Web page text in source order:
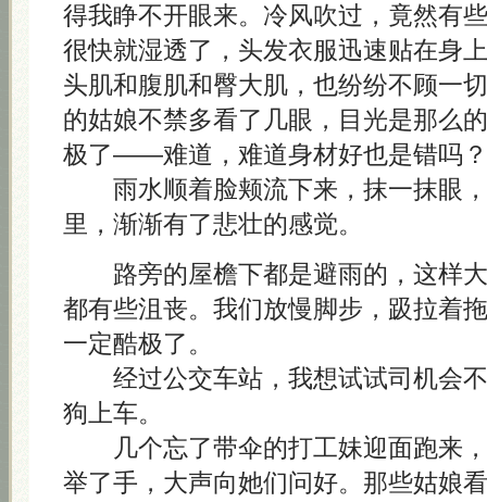
得我睁不开眼来。冷风吹过，竟然有
很快就湿透了，头发衣服迅速贴在身
头肌和腹肌和臀大肌，也纷纷不顾一
的姑娘不禁多看了几眼，目光是那么
极了——难道，难道身材好也是错吗
雨水顺着脸颊流下来，抹一抹眼，
里，渐渐有了悲壮的感觉。
路旁的屋檐下都是避雨的，这样大
都有些沮丧。我们放慢脚步，趿拉着
一定酷极了。
经过公交车站，我想试试司机会不
狗上车。
几个忘了带伞的打工妹迎面跑来，
举了手，大声向她们问好。那些姑娘